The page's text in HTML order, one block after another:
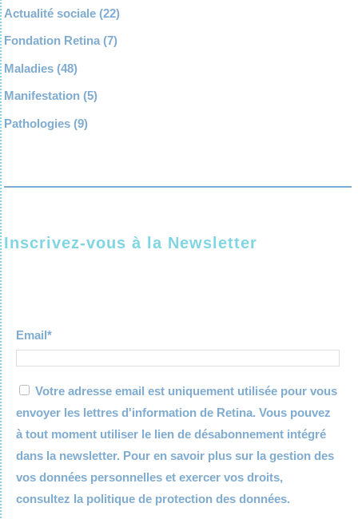
Actualité sociale (22)
Fondation Retina (7)
Maladies (48)
Manifestation (5)
Pathologies (9)
Inscrivez-vous à la Newsletter
Email*
Votre adresse email est uniquement utilisée pour vous
envoyer les lettres d'information de Retina. Vous pouvez
à tout moment utiliser le lien de désabonnement intégré
dans la newsletter. Pour en savoir plus sur la gestion des
vos données personnelles et exercer vos droits,
consultez la politique de protection des données.